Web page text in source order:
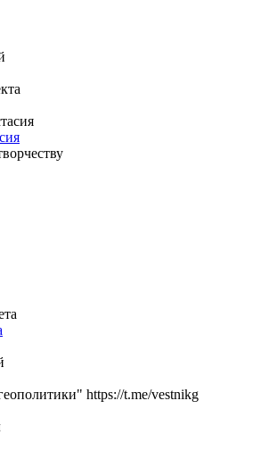
https://t.me/vestnikg